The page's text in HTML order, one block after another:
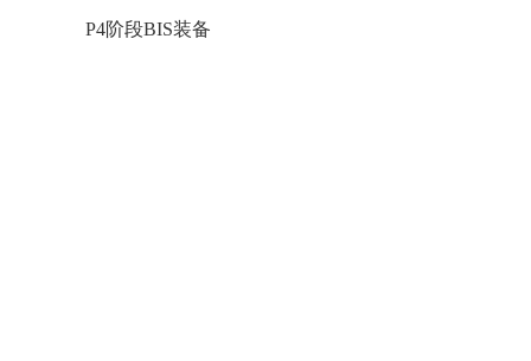
P4阶段BIS装备